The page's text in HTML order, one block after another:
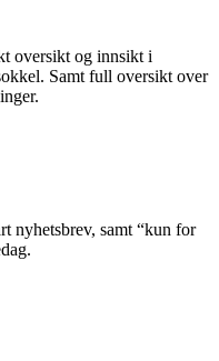
oversikt og innsikt i
Samt full oversikt over
nyhetsbrev, samt “kun for